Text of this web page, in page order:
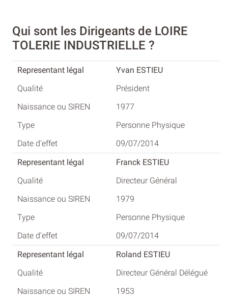
Qui sont les Dirigeants de LOIRE
TOLERIE INDUSTRIELLE ?
Yvan ESTIEU
Président
1977
Personne Physique
09/07/2014
Franck ESTIEU
Directeur Général
1979
Personne Physique
09/07/2014
Roland ESTIEU
Directeur Général Délégué
1953